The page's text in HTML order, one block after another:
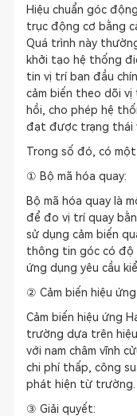
Hiệu chuẩn góc
trục động cơ bằng
Quá trình này
khởi tạo hệ thống
tin vị trí ban đầu
cảm biến theo dõi
hồi, cho phép hệ
đạt được trạng thái
Trong số đó, có
① Bộ mã hóa quay:
Bộ mã hóa quay là
để đo vị trí quay
sử dụng cảm biến
thông tin góc có độ
ứng dụng yêu cầu
② Cảm biến hiệu ứng
Cảm biến hiệu ứng
trường dựa trên
với nam châm vĩnh
chi phí thấp, công
phát hiện từ trường.
③ Giải quyết: